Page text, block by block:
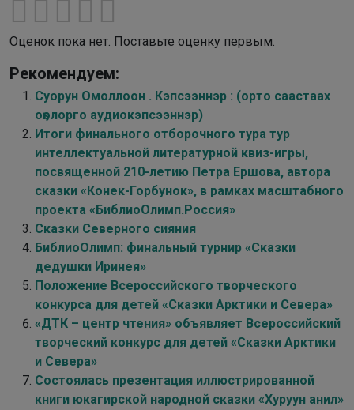
Оценок пока нет. Поставьте оценку первым.
Рекомендуем:
Суорун Омоллоон . Кэпсээннэр : (орто саастаах
оҕолорго аудиокэпсээннэр)
Итоги финального отборочного тура тур
интеллектуальной литературной квиз-игры,
посвященной 210-летию Петра Ершова, автора
сказки «Конек-Горбунок», в рамках масштабного
проекта «БиблиоОлимп.Россия»
Сказки Северного сияния
БиблиоОлимп: финальный турнир «Сказки
дедушки Иринея»
Положение Всероссийского творческого
конкурса для детей «Сказки Арктики и Севера»
«ДТК – центр чтения» объявляет Всероссийский
творческий конкурс для детей «Сказки Арктики
и Севера»
Состоялась презентация иллюстрированной
книги юкагирской народной сказки «Хуруун анил»